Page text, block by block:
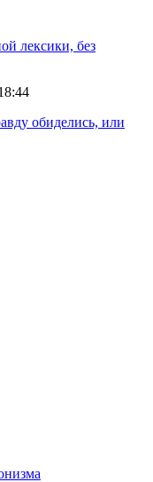
лексики, без
обиделись, или